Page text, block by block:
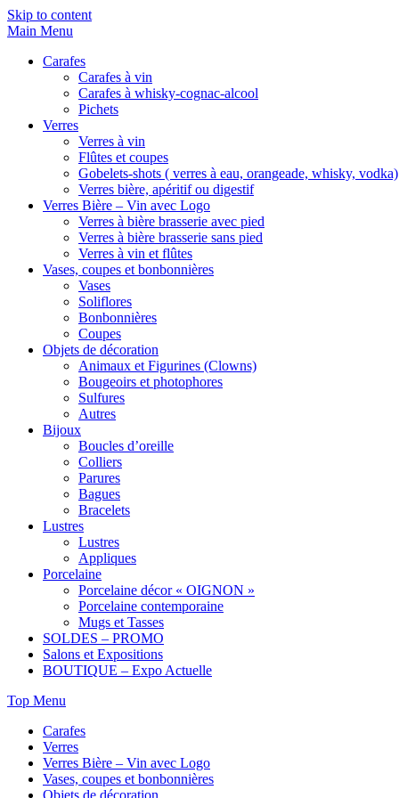
Skip to content
Main Menu
Carafes
Carafes à vin
Carafes à whisky-cognac-alcool
Pichets
Verres
Verres à vin
Flûtes et coupes
Gobelets-shots ( verres à eau, orangeade, whisky, vodka)
Verres bière, apéritif ou digestif
Verres Bière – Vin avec Logo
Verres à bière brasserie avec pied
Verres à bière brasserie sans pied
Verres à vin et flûtes
Vases, coupes et bonbonnières
Vases
Soliflores
Bonbonnières
Coupes
Objets de décoration
Animaux et Figurines (Clowns)
Bougeoirs et photophores
Sulfures
Autres
Bijoux
Boucles d’oreille
Colliers
Parures
Bagues
Bracelets
Lustres
Lustres
Appliques
Porcelaine
Porcelaine décor « OIGNON »
Porcelaine contemporaine
Mugs et Tasses
SOLDES – PROMO
Salons et Expositions
BOUTIQUE – Expo Actuelle
Top Menu
Carafes
Verres
Verres Bière – Vin avec Logo
Vases, coupes et bonbonnières
Objets de décoration